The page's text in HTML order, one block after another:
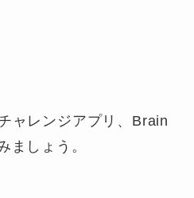
ャレンジアプリ、Brain
ましょう。